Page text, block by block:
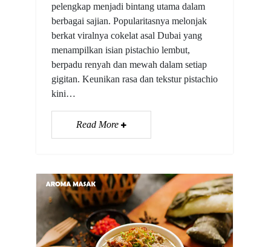
pelengkap menjadi bintang utama dalam
berbagai sajian. Popularitasnya melonjak
berkat viralnya cokelat asal Dubai yang
menampilkan isian pistachio lembut,
berpadu renyah dan mewah dalam setiap
gigitan. Keunikan rasa dan tekstur pistachio
kini…
Read More